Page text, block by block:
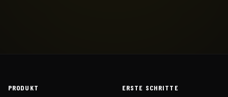
PRODUKT ERSTE SCHRITTE